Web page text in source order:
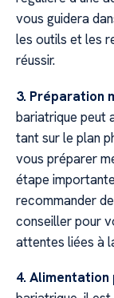
vous guidera
les outils et les
réussir.
3. Préparation
bariatrique peut
tant sur le plan
vous préparer
étape
recommander
conseiller pour
attentes liées à
4.